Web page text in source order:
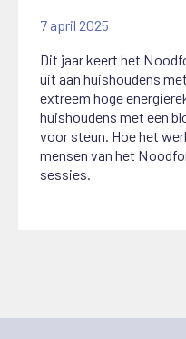
7 april 2025
Dit jaar keert het
uit aan huishoudens
extreem hoge
huishoudens met een
voor steun. Hoe het
mensen van het
sessies.